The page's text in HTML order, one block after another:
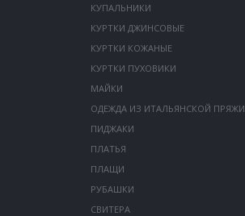
КУПАЛЬНИКИ
КУРТКИ ДЖИНСОВЫЕ
КУРТКИ КОЖАНЫЕ
КУРТКИ ПУХОВИКИ
МАЙКИ
ОДЕЖДА ИЗ ИТАЛЬЯНСКОЙ ПРЯЖИ
ПИДЖАКИ
ПЛАТЬЯ
ПЛАЩИ
РУБАШКИ
СВИТЕРА